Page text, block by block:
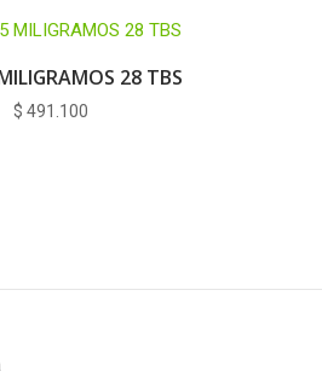
28 TBS
$ 491.100